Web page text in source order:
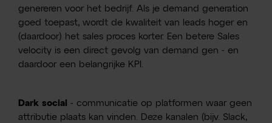
genereren voor het bedrijf. Als je demand generation
goed toepast, wordt de kwaliteit van leads hoger en
(daardoor) het sales proces korter. Een betere Sales
velocity is een direct gevolg van demand gen - en
daardoor een belangrijke KPI.
Dark social
- communicatie op platformen waar geen
attributie plaats kan vinden. Deze kanalen (bijv. Slack,